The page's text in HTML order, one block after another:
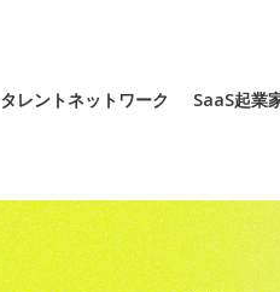
タレントネットワーク SaaS起業